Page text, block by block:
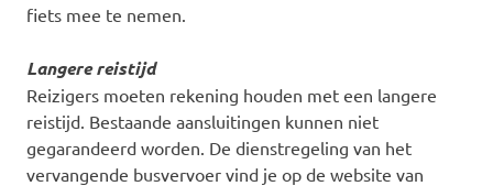
fiets mee te nemen.
Langere reistijd
Reizigers moeten rekening houden met een langere
reistijd. Bestaande aansluitingen kunnen niet
gegarandeerd worden. De dienstregeling van het
vervangende busvervoer vind je op de website van